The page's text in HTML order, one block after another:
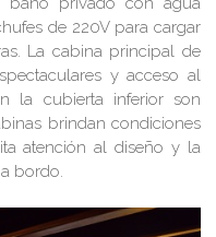
de 220V para cargar
La cabina principal de
y acceso al
la cubierta inferior son
brindan condiciones
atención al diseño y la
bordo.